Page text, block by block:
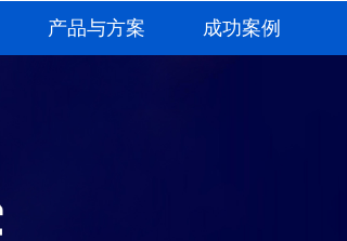
产品与方案 成功案例